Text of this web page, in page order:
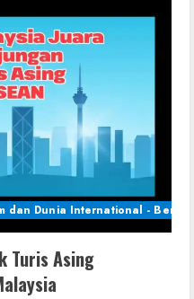
dan Dunia International - Berita
Turis Asing